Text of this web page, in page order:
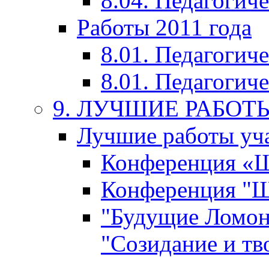
Работы 2011 года
8.01.
8.01.
9. ЛУЧШИЕ
Лучшие работы
Конференция
Конференция
"Будущие
"Созидание и